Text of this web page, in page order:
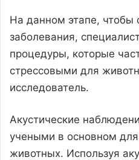
На данном этапе, чтобы
заболевания,
процедуры, которые
стрессовыми для
исследователь.
Акустические
учеными в основном
животных. Используя